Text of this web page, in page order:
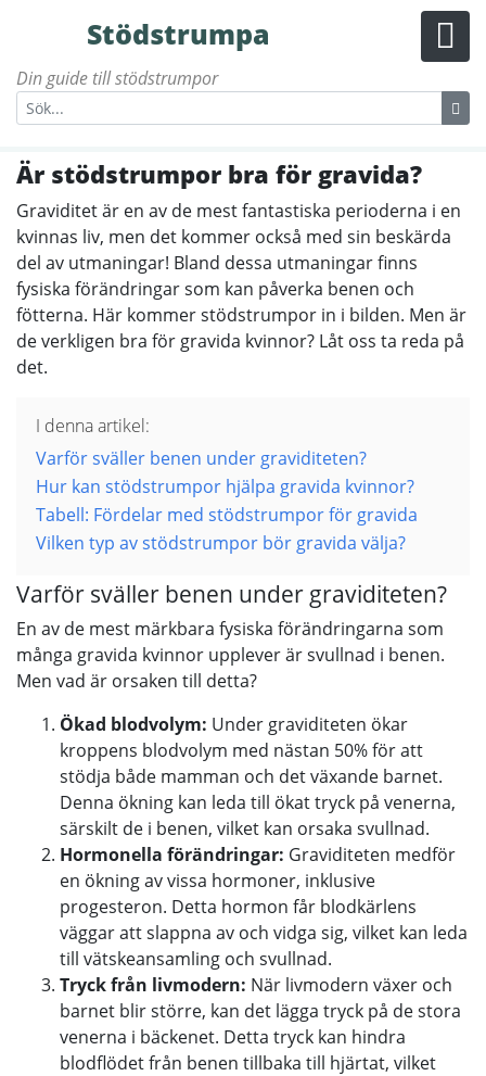
Stödstrumpa
Din guide till stödstrumpor
Är stödstrumpor bra för gravida?
Graviditet är en av de mest fantastiska perioderna i en
kvinnas liv, men det kommer också med sin beskärda
del av utmaningar! Bland dessa utmaningar finns
fysiska förändringar som kan påverka benen och
fötterna. Här kommer stödstrumpor in i bilden. Men är
de verkligen bra för gravida kvinnor? Låt oss ta reda på
det.
I denna artikel:
Varför sväller benen under graviditeten?
Hur kan stödstrumpor hjälpa gravida kvinnor?
Tabell: Fördelar med stödstrumpor för gravida
Vilken typ av stödstrumpor bör gravida välja?
Varför sväller benen under graviditeten?
En av de mest märkbara fysiska förändringarna som
många gravida kvinnor upplever är svullnad i benen.
Men vad är orsaken till detta?
Ökad blodvolym: Under graviditeten ökar
kroppens blodvolym med nästan 50% för att
stödja både mamman och det växande barnet.
Denna ökning kan leda till ökat tryck på venerna,
särskilt de i benen, vilket kan orsaka svullnad.
Hormonella förändringar: Graviditeten medför
en ökning av vissa hormoner, inklusive
progesteron. Detta hormon får blodkärlens
väggar att slappna av och vidga sig, vilket kan leda
till vätskeansamling och svullnad.
Tryck från livmodern: När livmodern växer och
barnet blir större, kan det lägga tryck på de stora
venerna i bäckenet. Detta tryck kan hindra
blodflödet från benen tillbaka till hjärtat, vilket